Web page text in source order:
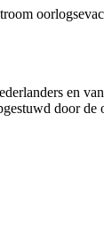
en
door de